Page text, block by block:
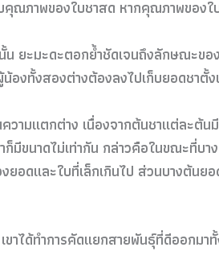
ณภาพของใบชาสด หากคุณภาพของ
น ยะมะดะตอกย้ำชัดเจนถึงลักษณะข
งทั้งสองต่างต้องลงไปเก็บยอดชาตั้ง
วามแตกต่าง เนื่องจากต้นชาแต่ละต้
มีขนาดไม่เท่ากัน กล่าวคือในขณะที่บา
ยอดและใบที่เล็กเกินไป ส่วนบางต้นย
าได้ทำการคัดแยกสายพันธุ์ที่ดีออกมา